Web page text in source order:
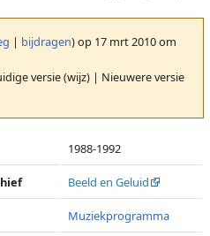
| bijdragen)op 17 mrt 2010 om
versie (wijz) | Nieuwere versie
1988-1992
Beeld en Geluid
Muziekprogramma